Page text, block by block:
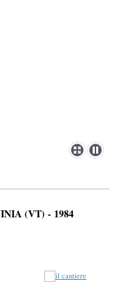
(VT) - 1984